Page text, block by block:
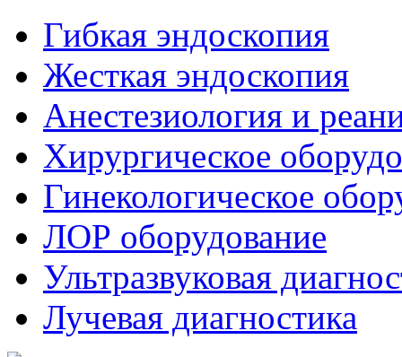
Гибкая эндоскопия
Жесткая эндоскопия
Анестезиология и
Хирургическое
Гинекологическое
ЛОР оборудование
Ультразвуковая
Лучевая диагностика